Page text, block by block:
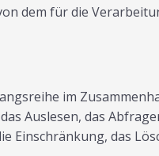
dem für die
im
Auslesen, das
Einschränkung, das